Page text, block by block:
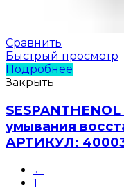
Сравнить
Быстрый просмотр
Подробнее
Закрыть
умывания
АРТИКУЛ:
←
1